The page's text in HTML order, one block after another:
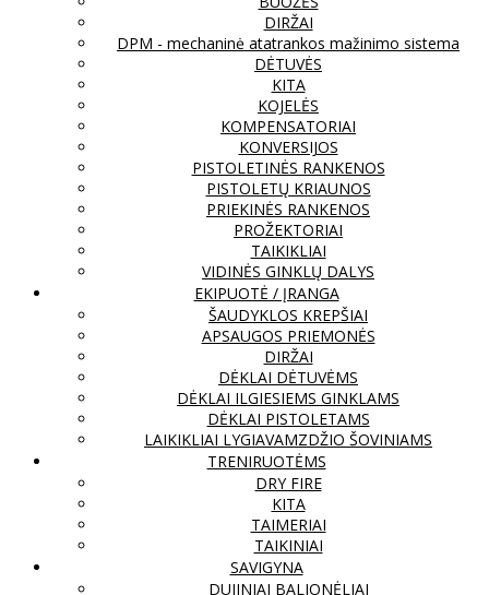
DIRŽAI
DPM - mechaninė atatrankos mažinimo sistema
DĖTUVĖS
KITA
KOJELĖS
KOMPENSATORIAI
KONVERSIJOS
PISTOLETINĖS RANKENOS
PISTOLETŲ KRIAUNOS
PRIEKINĖS RANKENOS
PROŽEKTORIAI
TAIKIKLIAI
VIDINĖS GINKLŲ DALYS
EKIPUOTĖ / ĮRANGA
ŠAUDYKLOS KREPŠIAI
APSAUGOS PRIEMONĖS
DIRŽAI
DĖKLAI DĖTUVĖMS
DĖKLAI ILGIESIEMS GINKLAMS
DĖKLAI PISTOLETAMS
LAIKIKLIAI LYGIAVAMZDŽIO ŠOVINIAMS
TRENIRUOTĖMS
DRY FIRE
KITA
TAIMERIAI
TAIKINIAI
SAVIGYNA
DUJINIAI BALIONĖLIAI